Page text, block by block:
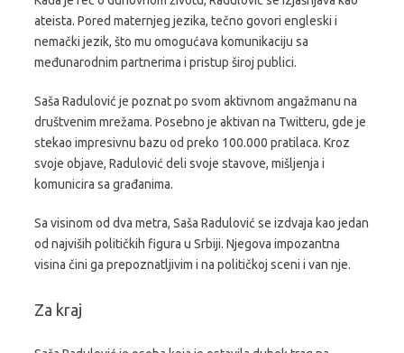
ateista. Pored maternjeg jezika, tečno govori engleski i
nemački jezik, što mu omogućava komunikaciju sa
međunarodnim partnerima i pristup široj publici.
Saša Radulović je poznat po svom aktivnom angažmanu na
društvenim mrežama. Posebno je aktivan na Twitteru, gde je
stekao impresivnu bazu od preko 100.000 pratilaca. Kroz
svoje objave, Radulović deli svoje stavove, mišljenja i
komunicira sa građanima.
Sa visinom od dva metra, Saša Radulović se izdvaja kao jedan
od najviših političkih figura u Srbiji. Njegova impozantna
visina čini ga prepoznatljivim i na političkoj sceni i van nje.
Za kraj